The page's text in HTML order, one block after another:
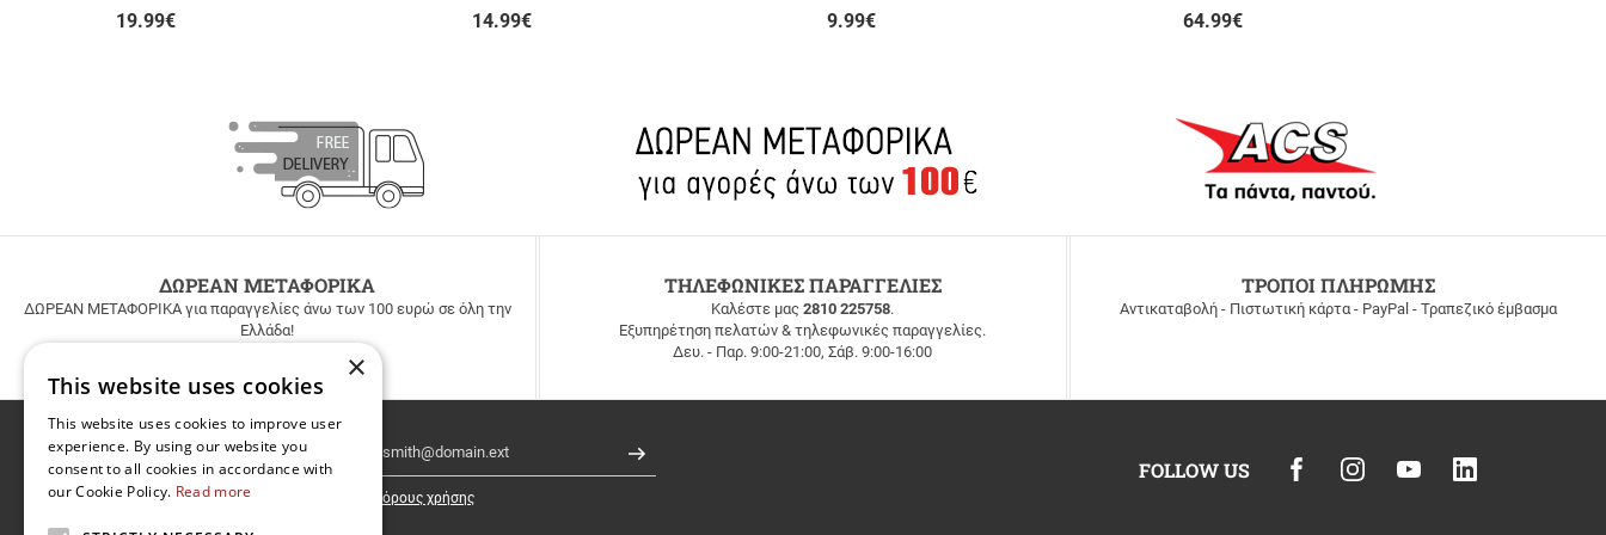
19.99€ 14.99€ 9.99€ 64.99€
ΔΩΡΕΑΝ ΜΕΤΑΦΟΡΙΚΑ
ΔΩΡΕΑΝ ΜΕΤΑΦΟΡΙΚΑ για παραγγελίες άνω των 100 ευρώ σε όλη την
Ελλάδα!
ΤΗΛΕΦΩΝΙΚΕΣ ΠΑΡΑΓΓΕΛΙΕΣ
Καλέστε μας2810 225758.
Εξυπηρέτηση πελατών & τηλεφωνικές παραγγελίες.
Δευ. - Παρ. 9:00-21:00, Σάβ. 9:00-16:00
ΤΡΟΠΟΙ ΠΛΗΡΩΜΗΣ
Αντικαταβολή - Πιστωτική κάρτα - PayPal - Τραπεζικό έμβασμα
Newsletter Εγγραφή
Έχω διαβάσει κι αποδέχομαι τους όρους χρήσης
FOLLOW US
×
This website uses cookies
This website uses cookies to improve user
experience. By using our website you
consent to all cookies in accordance with
our Cookie Policy. Read more